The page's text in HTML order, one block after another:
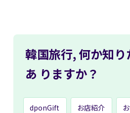
韓国旅行, 何か知
あ りますか？
dponGift お店紹介